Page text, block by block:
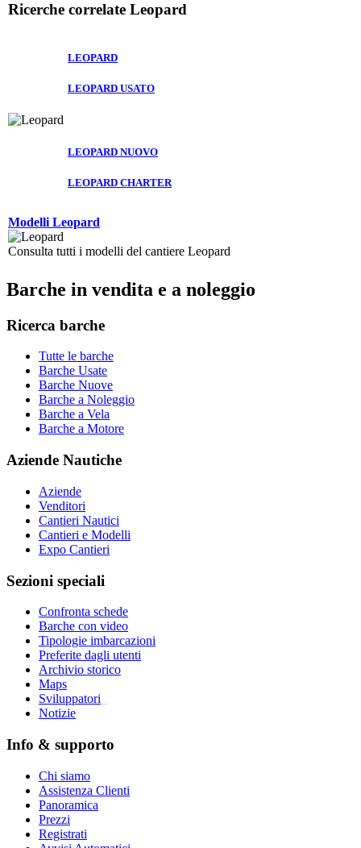
Ricerche correlate Leopard
LEOPARD
LEOPARD USATO
LEOPARD NUOVO
LEOPARD CHARTER
Modelli Leopard
Consulta tutti i modelli del cantiere Leopard
Barche in vendita e a noleggio
Ricerca barche
Tutte le barche
Barche Usate
Barche Nuove
Barche a Noleggio
Barche a Vela
Barche a Motore
Aziende Nautiche
Aziende
Venditori
Cantieri Nautici
Cantieri e Modelli
Expo Cantieri
Sezioni speciali
Confronta schede
Barche con video
Tipologie imbarcazioni
Preferite dagli utenti
Archivio storico
Maps
Sviluppatori
Notizie
Info & supporto
Chi siamo
Assistenza Clienti
Panoramica
Prezzi
Registrati